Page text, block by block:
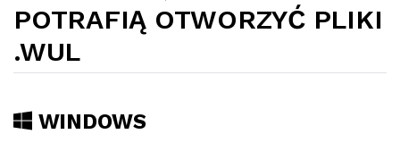
POTRAFIĄ OTWORZYĆ PLIKI
.WUL
WINDOWS